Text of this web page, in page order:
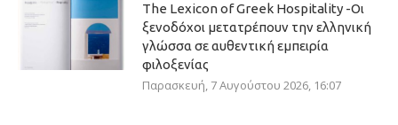
The Lexicon of Greek Hospitality -Οι
ξενοδόχοι μετατρέπουν την ελληνική
γλώσσα σε αυθεντική εμπειρία
φιλοξενίας
Παρασκευή, 7 Αυγούστου 2026, 16:07